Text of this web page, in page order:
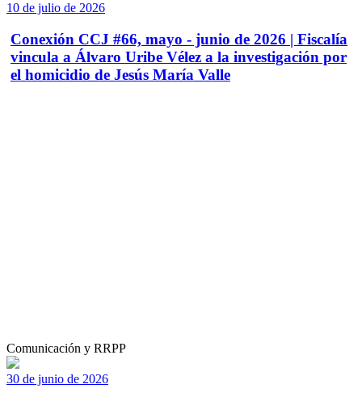
10 de julio de 2026
Conexión CCJ #66, mayo - junio de 2026 | Fiscalía
vincula a Álvaro Uribe Vélez a la investigación por
el homicidio de Jesús María Valle
Comunicación y RRPP
30 de junio de 2026